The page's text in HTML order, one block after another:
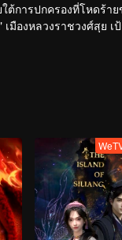
การปกครองที่โหดร้า
มืองหลวงราชวงศ์สุย
ยวนทำข้อตกลงกับห้า